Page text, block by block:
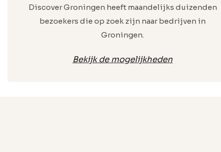
Discover Groningen heeft maandelijks duizenden
bezoekers die op zoek zijn naar bedrijven in
Groningen.
Bekijk de mogelijkheden